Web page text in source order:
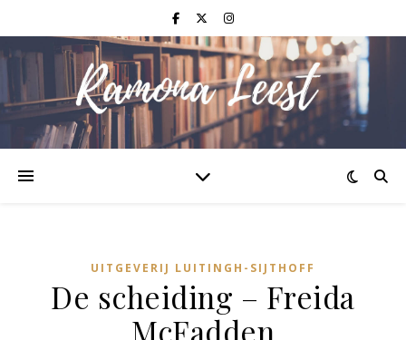
UITGEVERIJ LUITINGH-SIJTHOFF
De scheiding – Freida
McFadden